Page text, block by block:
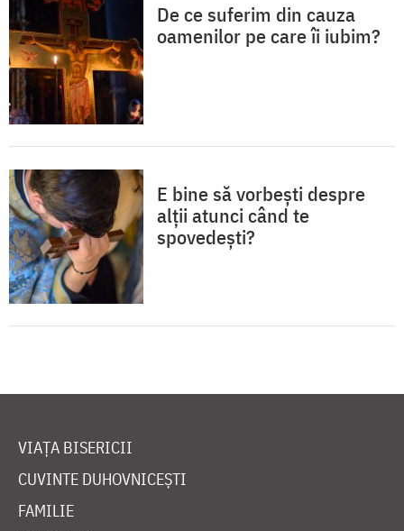
De ce suferim din cauza
oamenilor pe care îi iubim?
E bine să vorbești despre
alții atunci când te
spovedești?
VIAȚA BISERICII
CUVINTE DUHOVNICEȘTI
FAMILIE